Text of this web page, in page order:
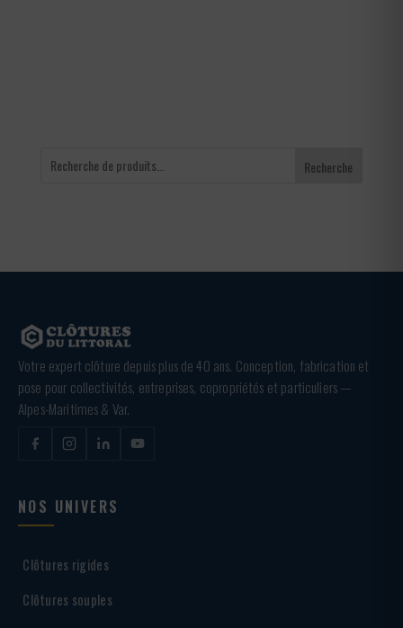
Recherche
Votre expert clôture depuis plus de 40 ans. Conception, fabrication et
pose pour collectivités, entreprises, copropriétés et particuliers —
Alpes-Maritimes & Var.
NOS UNIVERS
Clôtures rigides
Clôtures souples